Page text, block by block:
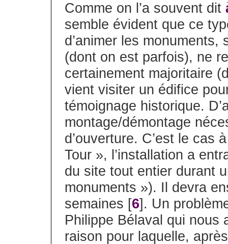
Comme on l’a souvent dit
semble évident que ce
d’animer les monuments,
(dont on est parfois), ne
certainement majoritaire
vient visiter un édifice
témoignage historique.
montage/démontage
d’ouverture. C’est le cas
Tour », l’installation a
du site tout entier durant
monuments »). Il devra
semaines [6]. Un
Philippe Bélaval qui nous
raison pour laquelle,